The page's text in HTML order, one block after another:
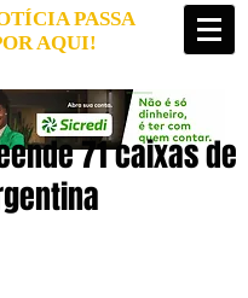
PASSA
AQUI!
71 caixas de